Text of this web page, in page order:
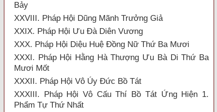
Bảy
XXVIII. Pháp Hội Dũng Mãnh Trưởng Giả
XXIX. Pháp Hội Ưu Đà Diên Vương
XXX. Pháp Hội Diệu Huệ Đồng Nữ Thứ Ba Mươi
XXXI. Pháp Hội Hằng Hà Thượng Ưu Bà Di Thứ Ba
Mươi Mốt
XXXII. Pháp Hội Vô Úy Đức Bồ Tát
XXXIII. Pháp Hội Vô Cấu Thí Bồ Tát Ứng Hiện 1.
Phẩm Tự Thứ Nhất